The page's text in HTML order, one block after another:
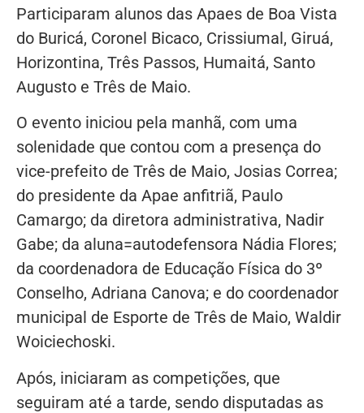
Participaram alunos das Apaes de Boa Vista
do Buricá, Coronel Bicaco, Crissiumal, Giruá,
Horizontina, Três Passos, Humaitá, Santo
Augusto e Três de Maio.
O evento iniciou pela manhã, com uma
solenidade que contou com a presença do
vice-prefeito de Três de Maio, Josias Correa;
do presidente da Apae anfitriã, Paulo
Camargo; da diretora administrativa, Nadir
Gabe; da aluna=autodefensora Nádia Flores;
da coordenadora de Educação Física do 3º
Conselho, Adriana Canova; e do coordenador
municipal de Esporte de Três de Maio, Waldir
Woiciechoski.
Após, iniciaram as competições, que
seguiram até a tarde, sendo disputadas as